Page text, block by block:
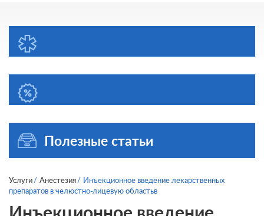
Полезные статьи
Услуги Анестезия
Инъекционное введение лекарственных
препаратов в челюстно-лицевую областьв